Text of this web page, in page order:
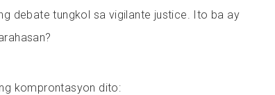
debate tungkol sa vigilante justice. Ito ba ay
komprontasyon dito: